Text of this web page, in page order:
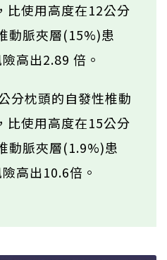
比使用高度在12公分
動脈夾層(15%)患
高出2.89 倍。
分枕頭的自發性椎動
比使用高度在15公分
動脈夾層(1.9%)患
高出10.6倍。